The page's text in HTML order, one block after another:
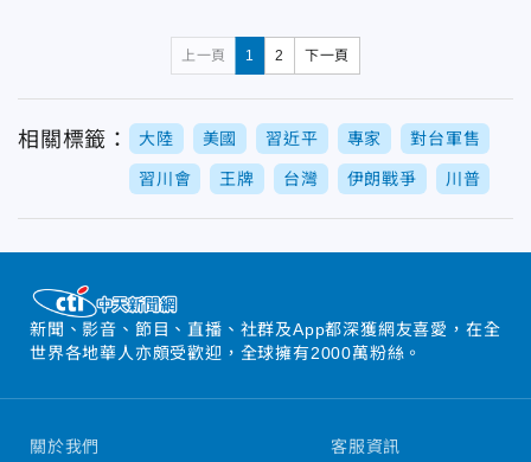
上一頁 1 2 下一頁
相關標籤： 大陸 美國 習近平 專家 對台軍售
習川會 王牌 台灣 伊朗戰爭 川普
新聞、影音、節目、直播、社群及App都深獲網友喜愛，在全
世界各地華人亦頗受歡迎，全球擁有2000萬粉絲。
關於我們 客服資訊